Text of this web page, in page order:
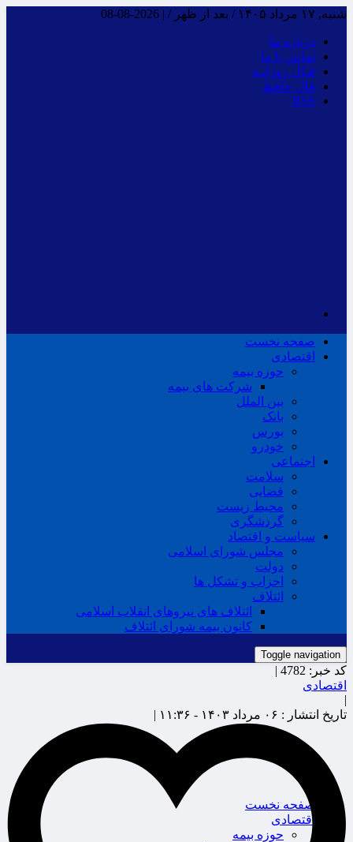
شنبه, ۱۷ مرداد ۱۴۰۵ / بعد از ظهر / |
2026-08-08
درباره ما
تماس با ما
فـال روزانـه
فال حافظ
RSS
صفحه نخست
اقتصادی
حوزه بیمه
شرکت های بیمه
بین الملل
بانک
بورس
خودرو
اجتماعی
سلامت
قضایی
محیط زیست
گردشگری
سیاست و اقتصاد
مجلس شورای اسلامی
دولت
احزاب و تشکل ها
ائتلاف
ائتلاف های نیروهای انقلاب اسلامی
کانون بیمه شورای ائتلاف
Toggle navigation
صفحه نخست
اقتصادی
حوزه بیمه
کد خبر: 4782 |
اقتصادی
|
تاریخ انتشار : ۰۶ مرداد ۱۴۰۳ - ۱۱:۳۶ |